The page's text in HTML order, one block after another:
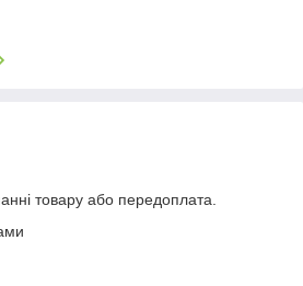
товару або передоплата.